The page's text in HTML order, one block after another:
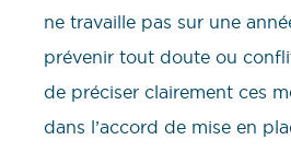
ne travaille pas sur une
prévenir tout doute ou
de préciser clairement ces
dans l’accord de mise en